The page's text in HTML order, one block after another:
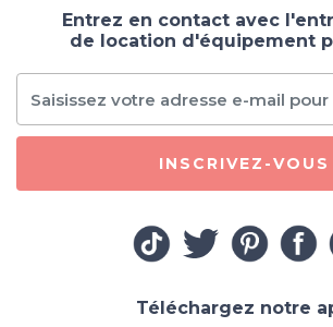
Entrez en contact avec
de location d'équipement
INSCRIVEZ-VOUS
Téléchargez notre